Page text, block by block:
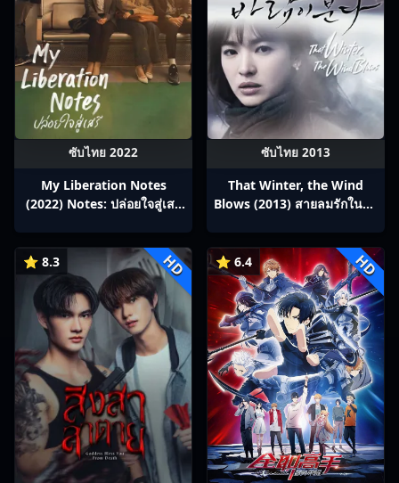
ซับไทย 2022
My Liberation Notes
(2022) Notes: ปล่อยใจสู่เสรี
ซับไทย 2013
That Winter, the Wind
Blows (2013) สายลมรักในฤดู
⭐ 8.3 HD ⭐ 6.4 HD